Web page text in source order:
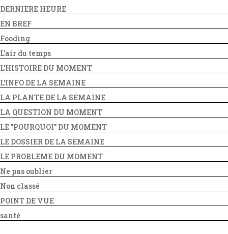
DERNIERE HEURE
EN BREF
Fooding
L'air du temps
L'HISTOIRE DU MOMENT
L'INFO DE LA SEMAINE
LA PLANTE DE LA SEMAINE
LA QUESTION DU MOMENT
LE "POURQUOI" DU MOMENT
LE DOSSIER DE LA SEMAINE
LE PROBLEME DU MOMENT
Ne pas oublier
Non classé
POINT DE VUE
santé